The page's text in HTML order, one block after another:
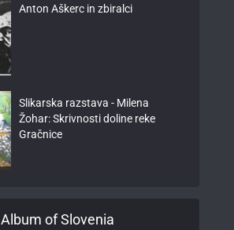
Anton Aškerc in zbiralci
Slikarska razstava - Milena
Žohar: Skrivnosti doline reke
Gračnice
Album of Slovenia